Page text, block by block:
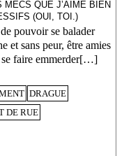
MECS QUE J’AIME BIEN
(OUI, TOI.)
pouvoir se balader
et sans peur, être amies
se faire emmerder[…]
DRAGUE
DE RUE